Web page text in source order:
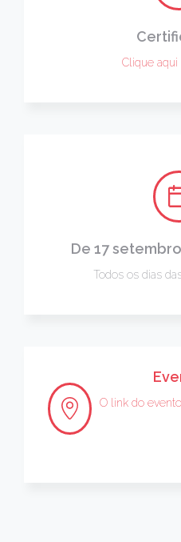
Clique aqui
De 17
Todos os dias
O link do